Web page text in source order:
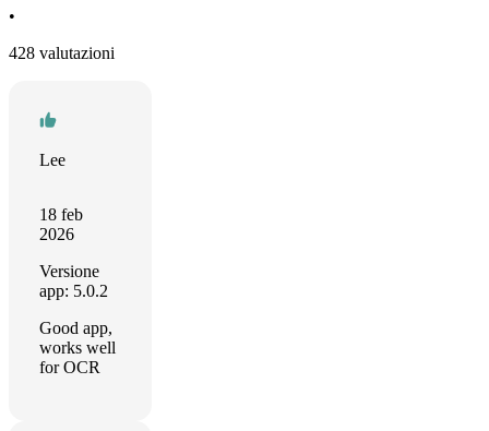
•
428 valutazioni
Lee
18 feb
2026
Versione
app: 5.0.2
Good app,
works well
for OCR